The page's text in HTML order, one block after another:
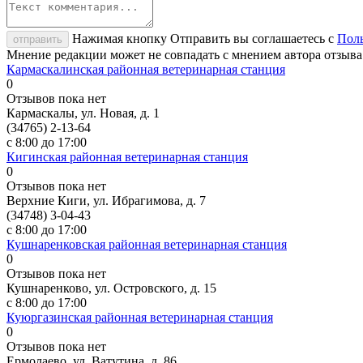
отправить Нажимая кнопку Отправить вы соглашаетесь с
Мнение редакции может не совпадать с мнением автора
Кармаскалинская районная ветеринарная станция
0
Отзывов пока нет
Кармаскалы, ул. Новая, д. 1
(34765) 2-13-64
с 8:00 до 17:00
Кигинская районная ветеринарная станция
0
Отзывов пока нет
Верхние Киги, ул. Ибрагимова, д. 7
(34748) 3-04-43
с 8:00 до 17:00
Кушнаренковская районная ветеринарная станция
0
Отзывов пока нет
Кушнаренково, ул. Островского, д. 15
с 8:00 до 17:00
Куюргазинская районная ветеринарная станция
0
Отзывов пока нет